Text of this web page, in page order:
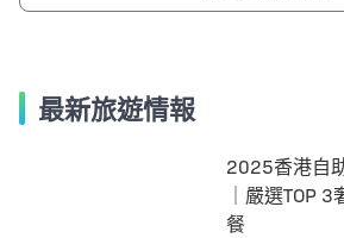
最新旅遊情報
2025香港自
｜嚴選TOP
餐